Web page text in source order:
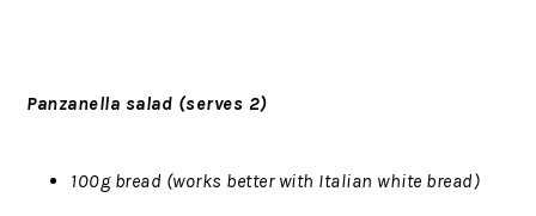
Panzanella salad (serves 2)
100g bread (works better with Italian white bread)